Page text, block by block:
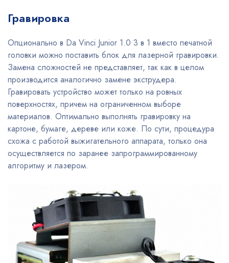
Гравировка
Опционально в Da Vinci Junior 1.0 3 в 1 вместо печатной
головки можно поставить блок для лазерной гравировки.
Замена сложностей не представляет, так как в целом
производится аналогично замене экструдера.
Гравировать устройство может только на ровных
поверхностях, причем на ограниченном выборе
материалов. Оптимально выполнять гравировку на
картоне, бумаге, дереве или коже. По сути, процедура
схожа с работой выжигательного аппарата, только она
осуществляется по заранее запрограммированному
алгоритму и лазером.